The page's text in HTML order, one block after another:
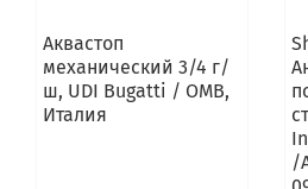
Аквастоп
механический 3/4 г/
ш, UDI Bugatti / OMB,
Италия
/